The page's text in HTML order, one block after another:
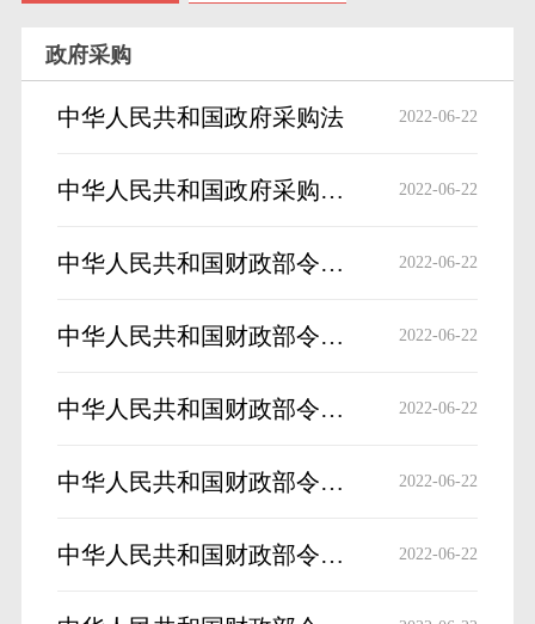
政府采购
中华人民共和国政府采购法 2022-06-22
中华人民共和国政府采购法实施条例（中华人民共和国国务院令 第658号） 2022-06-22
中华人民共和国财政部令第74号《政府采购非招标采购方式管理办法》 2022-06-22
中华人民共和国财政部令第87号《政府采购货物和服务招标投标管理办法》 2022-06-22
中华人民共和国财政部令第94号《政府采购质疑和投诉办法》 2022-06-22
中华人民共和国财政部令第101号《政府采购信息发布管理办法》 2022-06-22
中华人民共和国财政部令第102号《政府购买服务管理办法》 2022-06-22